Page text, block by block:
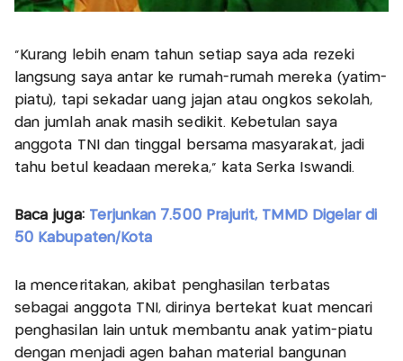
"Kurang lebih enam tahun setiap saya ada rezeki
langsung saya antar ke rumah-rumah mereka (yatim-
piatu), tapi sekadar uang jajan atau ongkos sekolah,
dan jumlah anak masih sedikit. Kebetulan saya
anggota TNI dan tinggal bersama masyarakat, jadi
tahu betul keadaan mereka," kata Serka Iswandi.
Baca juga: Terjunkan 7.500 Prajurit, TMMD Digelar di
50 Kabupaten/Kota
Ia menceritakan, akibat penghasilan terbatas
sebagai anggota TNI, dirinya bertekat kuat mencari
penghasilan lain untuk membantu anak yatim-piatu
dengan menjadi agen bahan material bangunan